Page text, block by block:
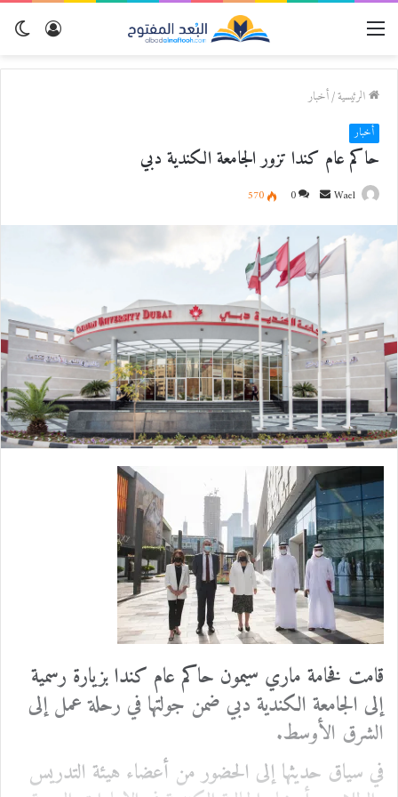
تسجيل
الرئيسية/أخبار
أخبار
حاكم عام كندا تزور الجامعة الكندية دبي
Wael
س
ل
ب
ر
د
ا
إ
ك
ت
ر
و
ن
ي
ا
0
570
قامت فخامة ماري سيمون حاكم عام كندابزيارة رسمية
إلى الجامعة الكندية دبي ضمن جولتها في رحلة عمل إلى
الشرق الأوسط.
في سياق حديثها إلى الحضور من أعضاء هيئة التدريس